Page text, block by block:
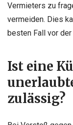
Vermieters zu
vermeiden. Dies
besten Fall vor
Ist eine
zulässig?